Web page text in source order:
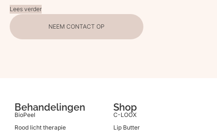
Lees verder
NEEM CONTACT OP
Behandelingen
BioPeel
Rood licht therapie
Shop
C-LOOX
Lip Butter